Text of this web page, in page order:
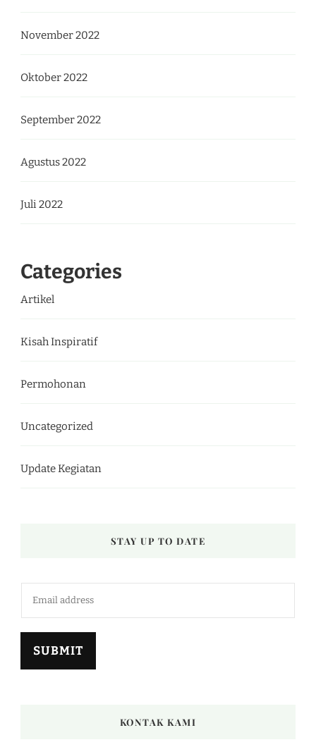
November 2022
Oktober 2022
September 2022
Agustus 2022
Juli 2022
Categories
Artikel
Kisah Inspiratif
Permohonan
Uncategorized
Update Kegiatan
STAY UP TO DATE
SUBMIT
KONTAK KAMI